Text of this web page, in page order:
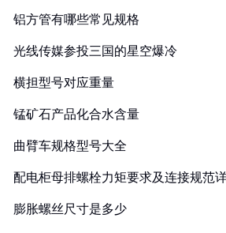
铝方管有哪些常见规格
光线传媒参投三国的星空爆冷
横担型号对应重量
锰矿石产品化合水含量
曲臂车规格型号大全
配电柜母排螺栓力矩要求及连接规范
膨胀螺丝尺寸是多少